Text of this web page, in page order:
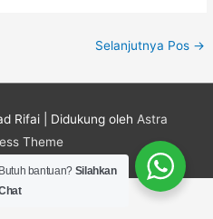
Selanjutnya Pos →
Rifai | Didukung oleh Astra
Theme
Butuh bantuan? Silahkan